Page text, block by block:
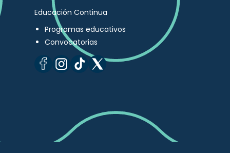
Educación Continua
Programas educativos
Convocatorias